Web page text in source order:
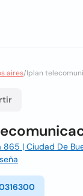
aires/Iplan
865 | Ciudad De